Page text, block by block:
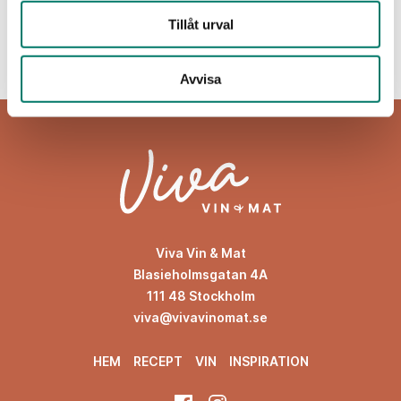
Tillåt urval
Avvisa
Viva Vin & Mat
Blasieholmsgatan 4A
111 48 Stockholm
viva@vivavinomat.se
HEM RECEPT VIN INSPIRATION